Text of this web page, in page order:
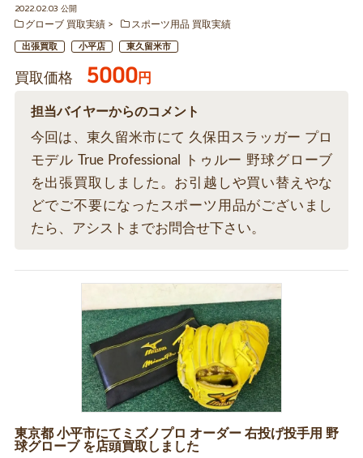
2022.02.03 公開
グローブ 買取実績
スポーツ用品 買取実績
出張買取 小平店 東久留米市
買取価格 5000円
担当バイヤーからのコメント
今回は、東久留米市にて 久保田スラッガー プロ
モデル True Professional トゥルー 野球グローブ
を出張買取しました。お引越しや買い替えやな
どでご不要になったスポーツ用品がございまし
たら、アシストまでお問合せ下さい。
東京都 小平市にてミズノプロ オーダー 右投げ投手用 野
球グローブ を店頭買取しました